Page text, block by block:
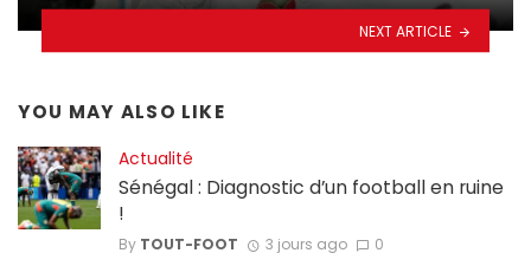
NEXT ARTICLE
YOU MAY ALSO LIKE
Actualité
Sénégal : Diagnostic d’un football en ruine
!
By TOUT-FOOT 3 jours ago 0